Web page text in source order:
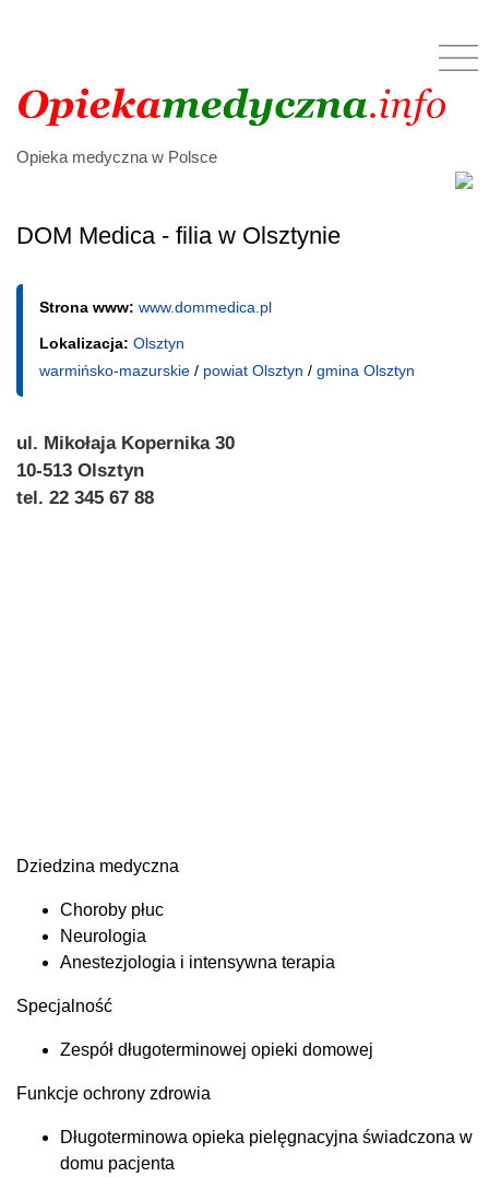
Opieka medyczna w Polsce
DOM Medica - filia w Olsztynie
Strona www: www.dommedica.pl
Lokalizacja: Olsztyn
warmińsko-mazurskie / powiat Olsztyn / gmina Olsztyn
ul. Mikołaja Kopernika 30
10-513 Olsztyn
tel. 22 345 67 88
Dziedzina medyczna
Choroby płuc
Neurologia
Anestezjologia i intensywna terapia
Specjalność
Zespół długoterminowej opieki domowej
Funkcje ochrony zdrowia
Długoterminowa opieka pielęgnacyjna świadczona w
domu pacjenta